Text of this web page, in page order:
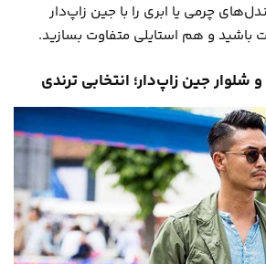
چرمی یا ابری را با جین زاپ‌دار
باشید و هم استایلی متفاوت بسازید.